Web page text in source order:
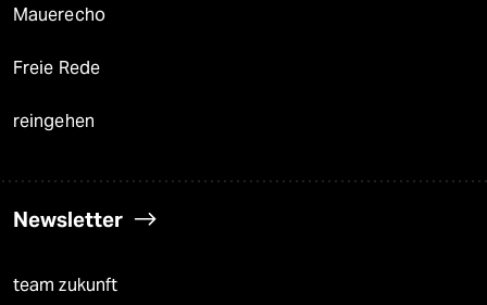
Mauerecho
Freie Rede
reingehen
Newsletter
team zukunft